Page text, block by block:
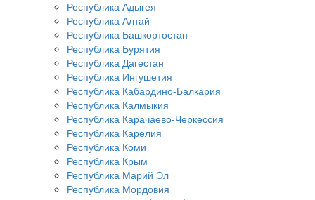
Республика Адыгея
Республика Алтай
Республика Башкортостан
Республика Бурятия
Республика Дагестан
Республика Ингушетия
Республика Кабардино-Балкария
Республика Калмыкия
Республика Карачаево-Черкессия
Республика Карелия
Республика Коми
Республика Крым
Республика Марий Эл
Республика Мордовия